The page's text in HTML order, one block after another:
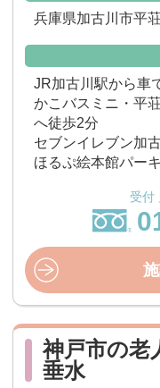
兵庫県加古川市平
JR加古川駅から車
かこバスミニ・平
へ徒歩2分
セブンイレブン加
ほるぷ絵本館パー
受付
神戸市の老
垂水